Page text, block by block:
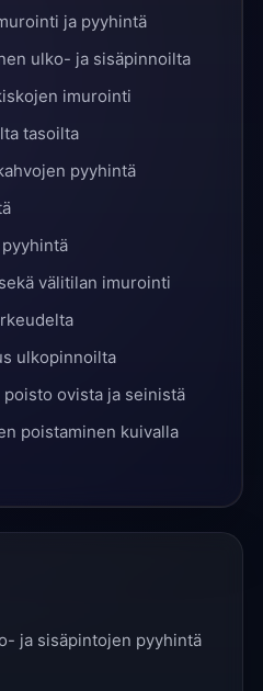
ja pyyhintä
ulko- ja sisäpinnoilta
imurointi
tasoilta
pyyhintä
välitilan imurointi
ulkopinnoilta
ovista ja seinistä
poistaminen kuivalla
ja sisäpintojen pyyhintä